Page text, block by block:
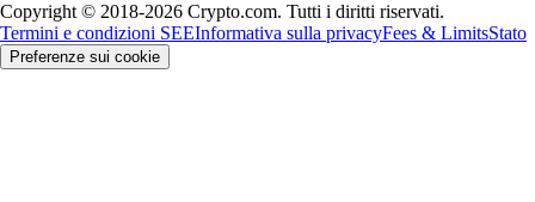
Copyright © 2018-2026 Crypto.com. Tutti i diritti riservati.
Termini e condizioni SEEInformativa sulla privacyFees & LimitsStato
Preferenze sui cookie